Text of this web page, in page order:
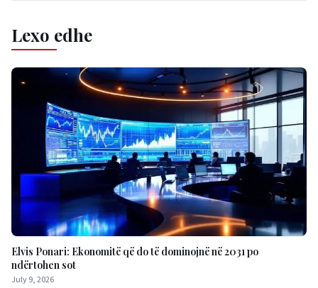
Lexo edhe
Elvis Ponari: Ekonomitë që do të dominojnë në 2031 po
ndërtohen sot
July 9, 2026